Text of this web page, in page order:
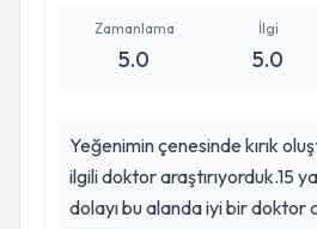
Zamanlama
5.0
İlgi
5.0
Yeğenimin çenesinde kırık
ilgili doktor araştırıyorduk.15
dolayı bu alanda iyi bir doktor